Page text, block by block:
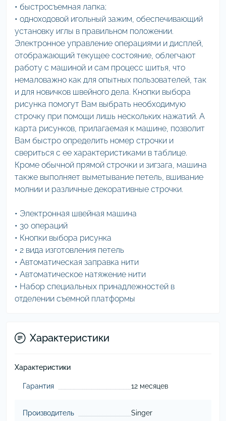
• быстросъемная лапка;
• одноходовой игольный зажим, обеспечивающий
установку иглы в правильном положении.
Электронное управление операциями и дисплей,
отображающий текущее состояние, облегчают
работу с машиной и сам процесс шитья, что
немаловажно как для опытных пользователей, так
и для новичков швейного дела. Кнопки выбора
рисунка помогут Вам выбрать необходимую
строчку при помощи лишь нескольких нажатий. А
карта рисунков, прилагаемая к машине, позволит
Вам быстро определить номер строчки и
свериться с ее характеристиками в таблице.
Кроме обычной прямой строчки и зигзага, машина
также выполняет выметывание петель, вшивание
молнии и различные декоративные строчки.
• Электронная швейная машина
• 30 операций
• Кнопки выбора рисунка
• 2 вида изготовления петель
• Автоматическая заправка нити
• Автоматическое натяжение нити
• Набор специальных принадлежностей в
отделении съемной платформы
Характеристики
Характеристики
Гарантия 12 месяцев
Производитель Singer